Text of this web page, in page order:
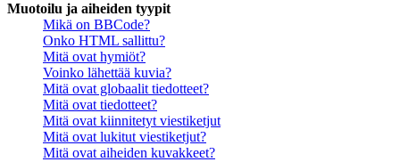
Muotoilu ja aiheiden tyypit
Mikä on BBCode?
Onko HTML sallittu?
Mitä ovat hymiöt?
Voinko lähettää kuvia?
Mitä ovat globaalit tiedotteet?
Mitä ovat tiedotteet?
Mitä ovat kiinnitetyt viestiketjut
Mitä ovat lukitut viestiketjut?
Mitä ovat aiheiden kuvakkeet?